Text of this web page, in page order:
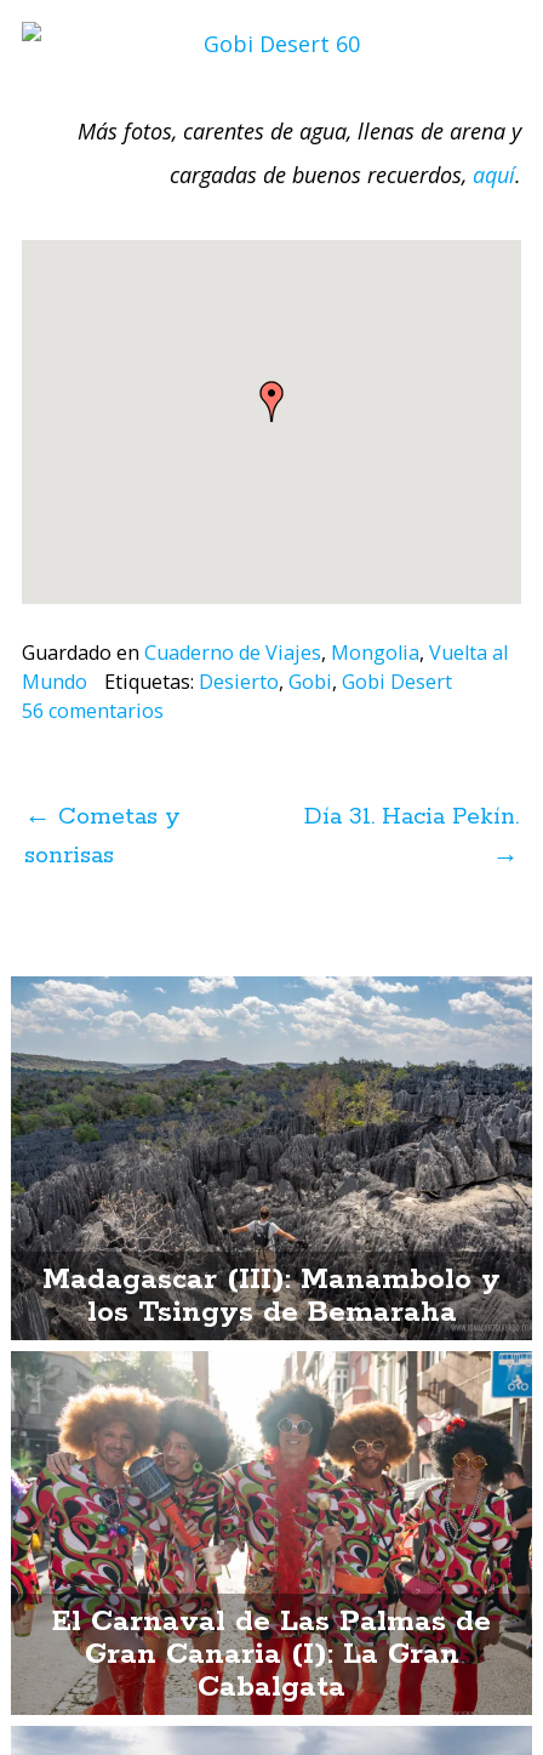
Más fotos, carentes de agua, llenas de arena y
cargadas de buenos recuerdos, aquí.
Guardado en Cuaderno de Viajes, Mongolia, Vuelta al
Mundo
Etiquetas: Desierto, Gobi, Gobi Desert
56 comentarios
← Cometas y
sonrisas
Día 31. Hacia Pekín.
→
Madagascar (III): Manambolo y
los Tsingys de Bemaraha
El Carnaval de Las Palmas de
Gran Canaria (I): La Gran
Cabalgata